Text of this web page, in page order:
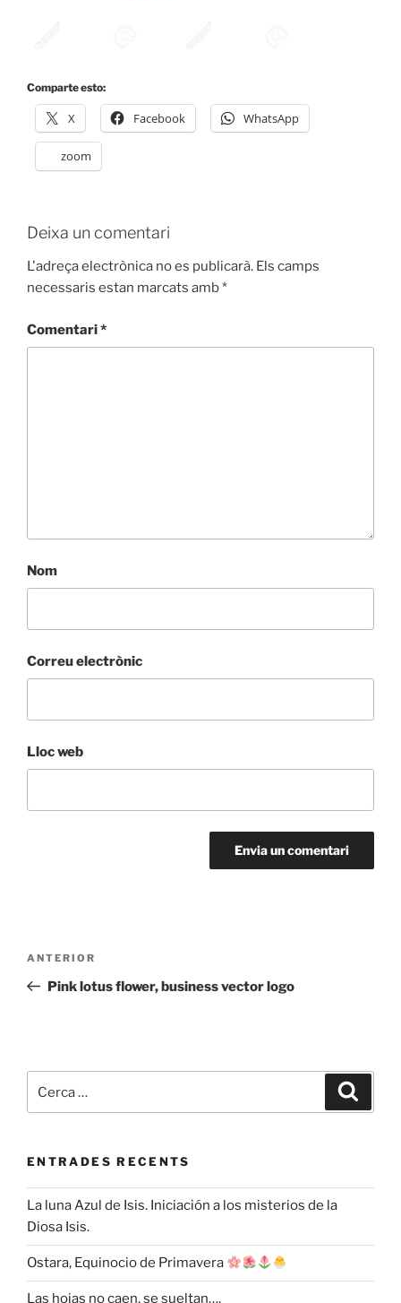
Comparte esto:
X Facebook WhatsApp
zoom
Deixa un comentari
L'adreça electrònica no es publicarà. Els camps
necessaris estan marcats amb*
Comentari*
Nom
Correu electrònic
Lloc web
Entrada
anterior
ANTERIOR
Pink lotus flower, business vector logo
ENTRADES RECENTS
La luna Azul de Isis. Iniciación a los misterios de la
Diosa Isis.
Ostara, Equinocio de Primavera
Las hojas no caen, se sueltan….